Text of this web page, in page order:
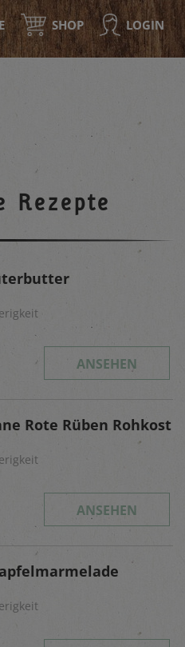
SHOP LOGIN
Rezepte
ANSEHEN
Rote Rüben Rohkost
ANSEHEN